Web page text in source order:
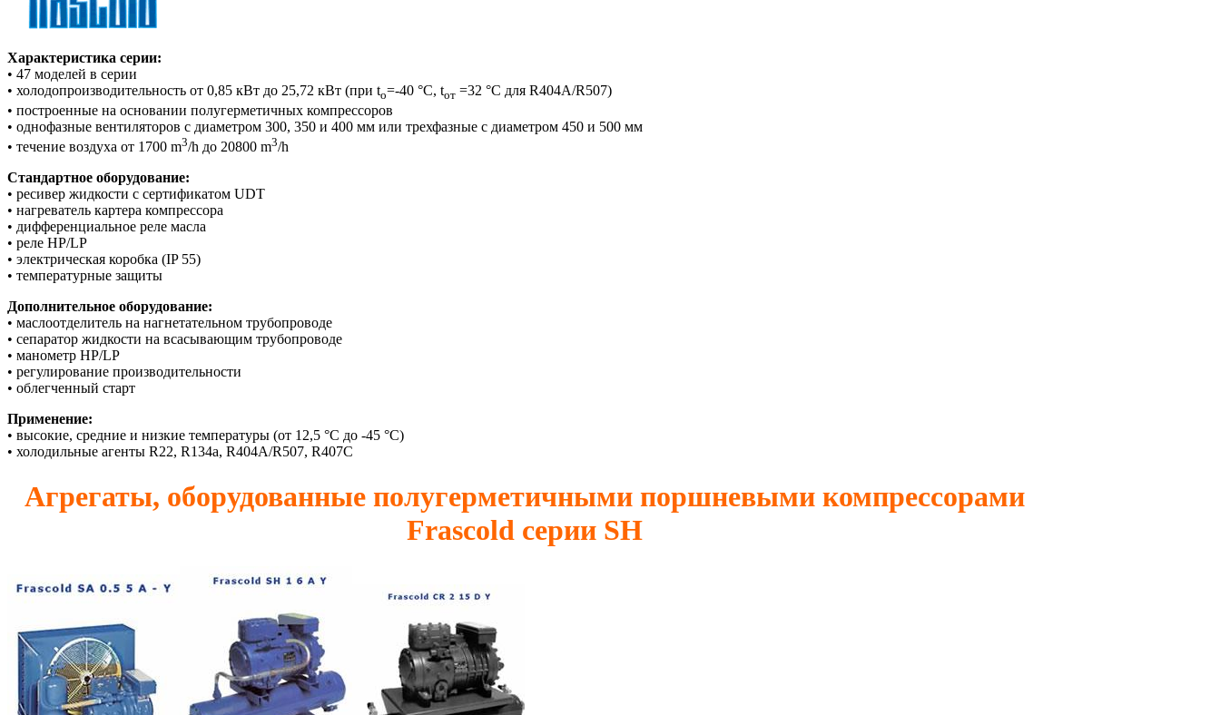
Характеристика серии:
• 47 моделей в серии
• холодопроизводительность от 0,85 кВт до 25,72 кВт (при to=-40 °C, tот =32 °C для R404A/R507)
• построенные на основании полугерметичных компрессоров
• однофазные вентиляторов с диаметром 300, 350 и 400 мм или трехфазные с диаметром 450 и 500 мм
• течение воздуха от 1700 m3/h до 20800 m3/h
Стандартное оборудование:
• ресивер жидкости с сертификатом UDT
• нагреватель картера компрессора
• дифференциальное реле масла
• pеле HP/LP
• электрическая коробка (IP 55)
• температурные защиты
Дополнительное оборудование:
• маслоотделитель на нагнетательном трубопроводе
• сепаратор жидкости на всасывающим трубопроводе
• манометр HP/LP
• регулирование производительности
• облегченный старт
Применение:
• высокие, средние и низкие температуры (от 12,5 °C до -45 °C)
• холодильные агенты R22, R134a, R404A/R507, R407C
Агрегаты, оборудованные полугерметичными поршневыми компрессорами
Frascold серии SH